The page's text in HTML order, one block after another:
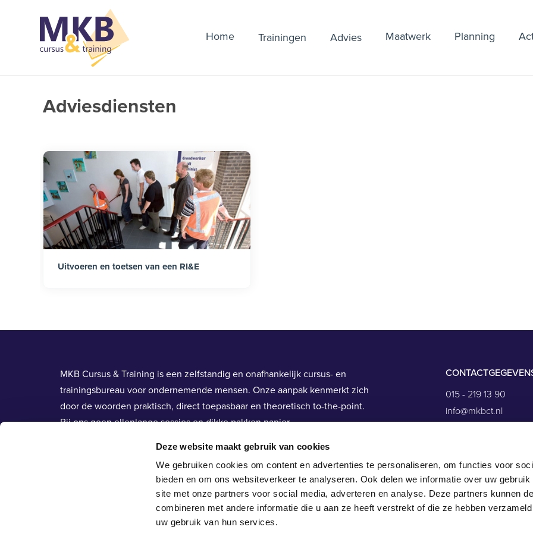
Deze website maakt gebruik van cookies
We gebruiken cookies om content en advertenties te personaliseren, om functies voor
bieden en om ons websiteverkeer te analyseren. Ook delen we informatie over uw gebruik
site met onze partners voor social media, adverteren en analyse. Deze partners kunnen
combineren met andere informatie die u aan ze heeft verstrekt of die ze hebben
uw gebruik van hun services.
Home Trainingen Advies Maatwerk Planning
Adviesdiensten
Uitvoeren en toetsen van een RI&E
MKB Cursus & Training is een zelfstandig en onafhankelijk cursus- en
trainingsbureau voor ondernemende mensen. Onze aanpak kenmerkt zich
door de woorden praktisch, direct toepasbaar en theoretisch to-the-point.
Bij ons geen ellenlange sessies en dikke pakken papier.
015 - 219 13 90
info@mkbct.nl
2408 AN, Alphen